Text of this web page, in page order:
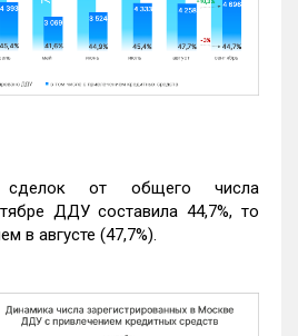
сделок от общего числа
ДДУ составила 44,7%, то
в августе (47,7%).